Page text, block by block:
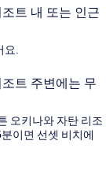
트 내 또는 인근
요.
트 주변에는 무
오키나와 자탄 리조
이면 선셋 비치에